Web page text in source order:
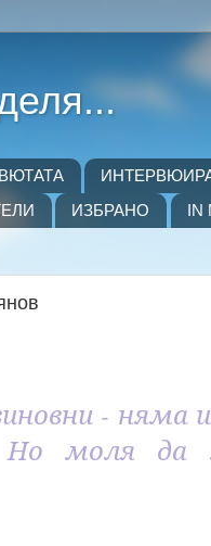
ИЗБРАНО IN
- няма
Но моля да